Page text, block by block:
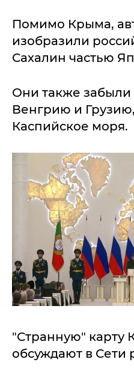
Помимо Крыма,
изобразили
Сахалин частью
Они также забыли
Венгрию и
Каспийское моря.
"Странную" карту
обсуждают в Сети